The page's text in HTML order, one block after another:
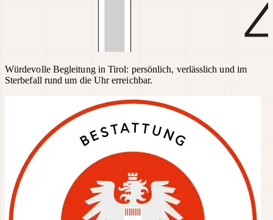
Würdevolle Begleitung in Tirol: persönlich, verlässlich und im
Sterbefall rund um die Uhr erreichbar.